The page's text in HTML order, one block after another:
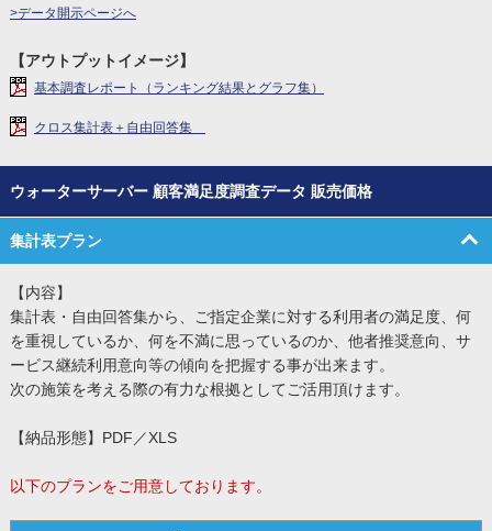
>データ開示ページへ
【アウトプットイメージ】
基本調査レポート（ランキング結果とグラフ集）
クロス集計表＋自由回答集
ウォーターサーバー 顧客満足度調査データ 販売価格
集計表プラン
【内容】
集計表・自由回答集から、ご指定企業に対する利用者の満足度、何
を重視しているか、何を不満に思っているのか、他者推奨意向、サ
ービス継続利用意向等の傾向を把握する事が出来ます。
次の施策を考える際の有力な根拠としてご活用頂けます。
【納品形態】PDF／XLS
以下のプランをご用意しております。